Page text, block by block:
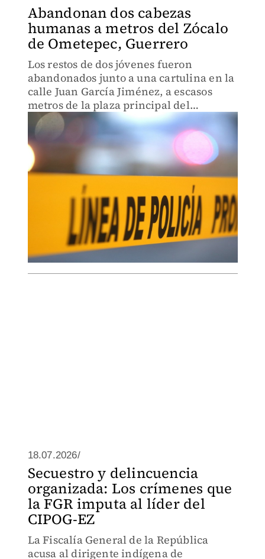
Abandonan dos cabezas
humanas a metros del Zócalo
de Ometepec, Guerrero
Los restos de dos jóvenes fueron
abandonados junto a una cartulina en la
calle Juan García Jiménez, a escasos
metros de la plaza principal del
municipio.
18.07.2026/
Secuestro y delincuencia
organizada: Los crímenes que
la FGR imputa al líder del
CIPOG-EZ
La Fiscalía General de la República
acusa al dirigente indígena de